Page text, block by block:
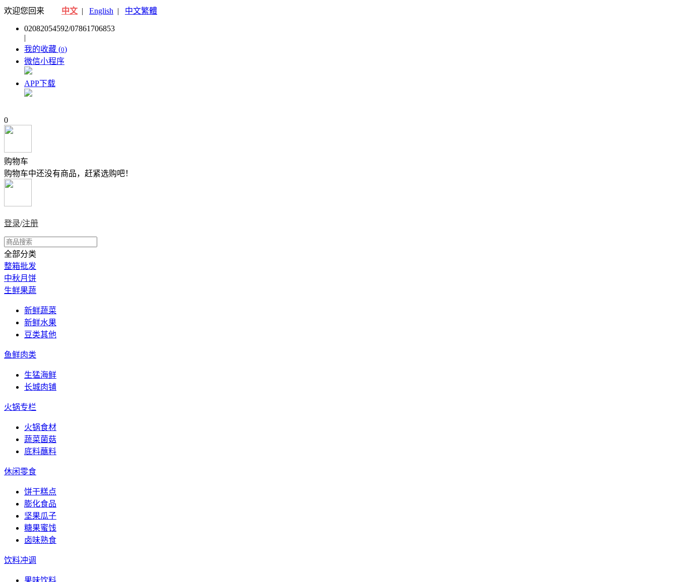
欢迎您回来 中文 | English | 中文繁體
02082054592/07861706853
|
我的收藏 (0)
微信小程序
APP下载
0
购物车
购物车中还没有商品，赶紧选购吧！
登录/注册
全部分类
整箱批发
中秋月饼
生鲜果蔬
新鲜蔬菜
新鲜水果
豆类其他
鱼鲜肉类
生猛海鲜
长城肉铺
火锅专栏
火锅食材
蔬菜菌菇
底料蘸料
休闲零食
饼干糕点
膨化食品
坚果瓜子
糖果蜜饯
卤味熟食
饮料冲调
果味饮料